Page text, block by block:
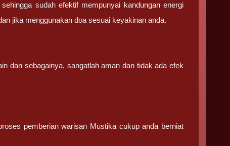
sudah efektif mempunyai kandungan energi
jika menggunakan doa sesuai keyakinan anda.
dan sebagainya, sangatlah aman dan tidak ada efek
pemberian warisan Mustika cukup anda berniat